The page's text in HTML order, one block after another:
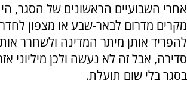
אחרי השבועיים הראשונים של הסגר,
מקרים מדרום לבאר-שבע או מצפון
להפריד אותן מיתר המדינה ולשחרר
סדירה, אבל זה לא נעשה ולכן מיליוני
בסגר בלי שום תועלת.